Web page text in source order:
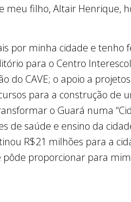
meu filho, Altair Henrique,
por minha cidade e tenho
para o Centro
do CAVE; o apoio a
para a construção de
o Guará numa
de saúde e ensino da
R$21 milhões para a
proporcionar para